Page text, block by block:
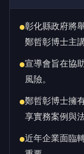
●彰化縣政府將
鄭哲彰博士主講
●宣導會旨在協
風險。
●鄭哲彰博士擁
享實務案例與法
●近年企業面臨